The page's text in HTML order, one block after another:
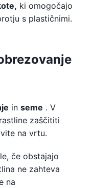
ki omogočajo
s plastičnimi.
in seme . V
zaščititi
na vrtu.
če obstajajo
ne zahteva
na